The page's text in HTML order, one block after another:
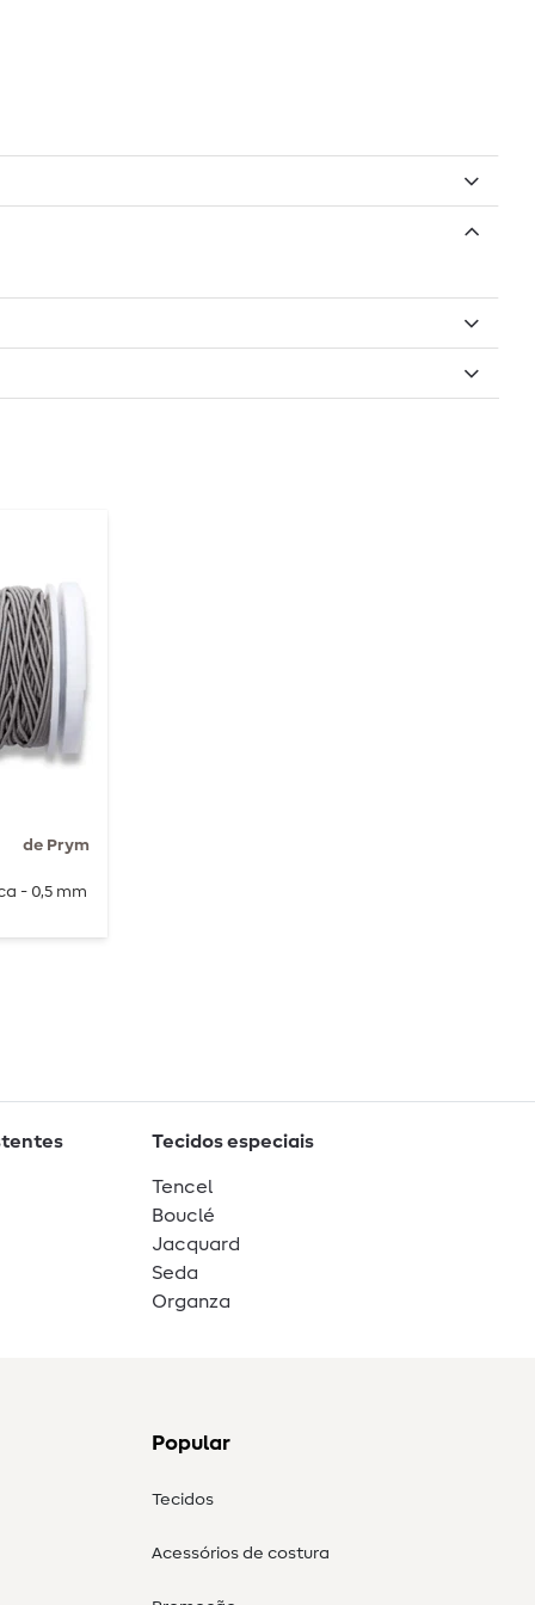
de Prym
- 0,5 mm
Tecidos especiais
Tencel
Bouclé
Jacquard
Seda
Organza
Popular
Tecidos
Acessórios de costura